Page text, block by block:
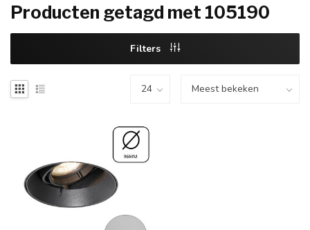
Producten getagd met 105190
Filters